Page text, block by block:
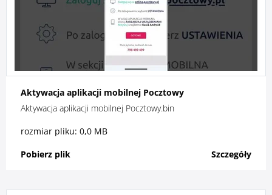
Aktywacja aplikacji mobilnej Pocztowy
Aktywacja aplikacji mobilnej Pocztowy.bin
rozmiar pliku: 0,0 MB
Pobierz plik
Szczegóły